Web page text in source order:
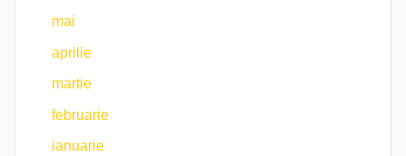
mai
aprilie
martie
februarie
ianuarie